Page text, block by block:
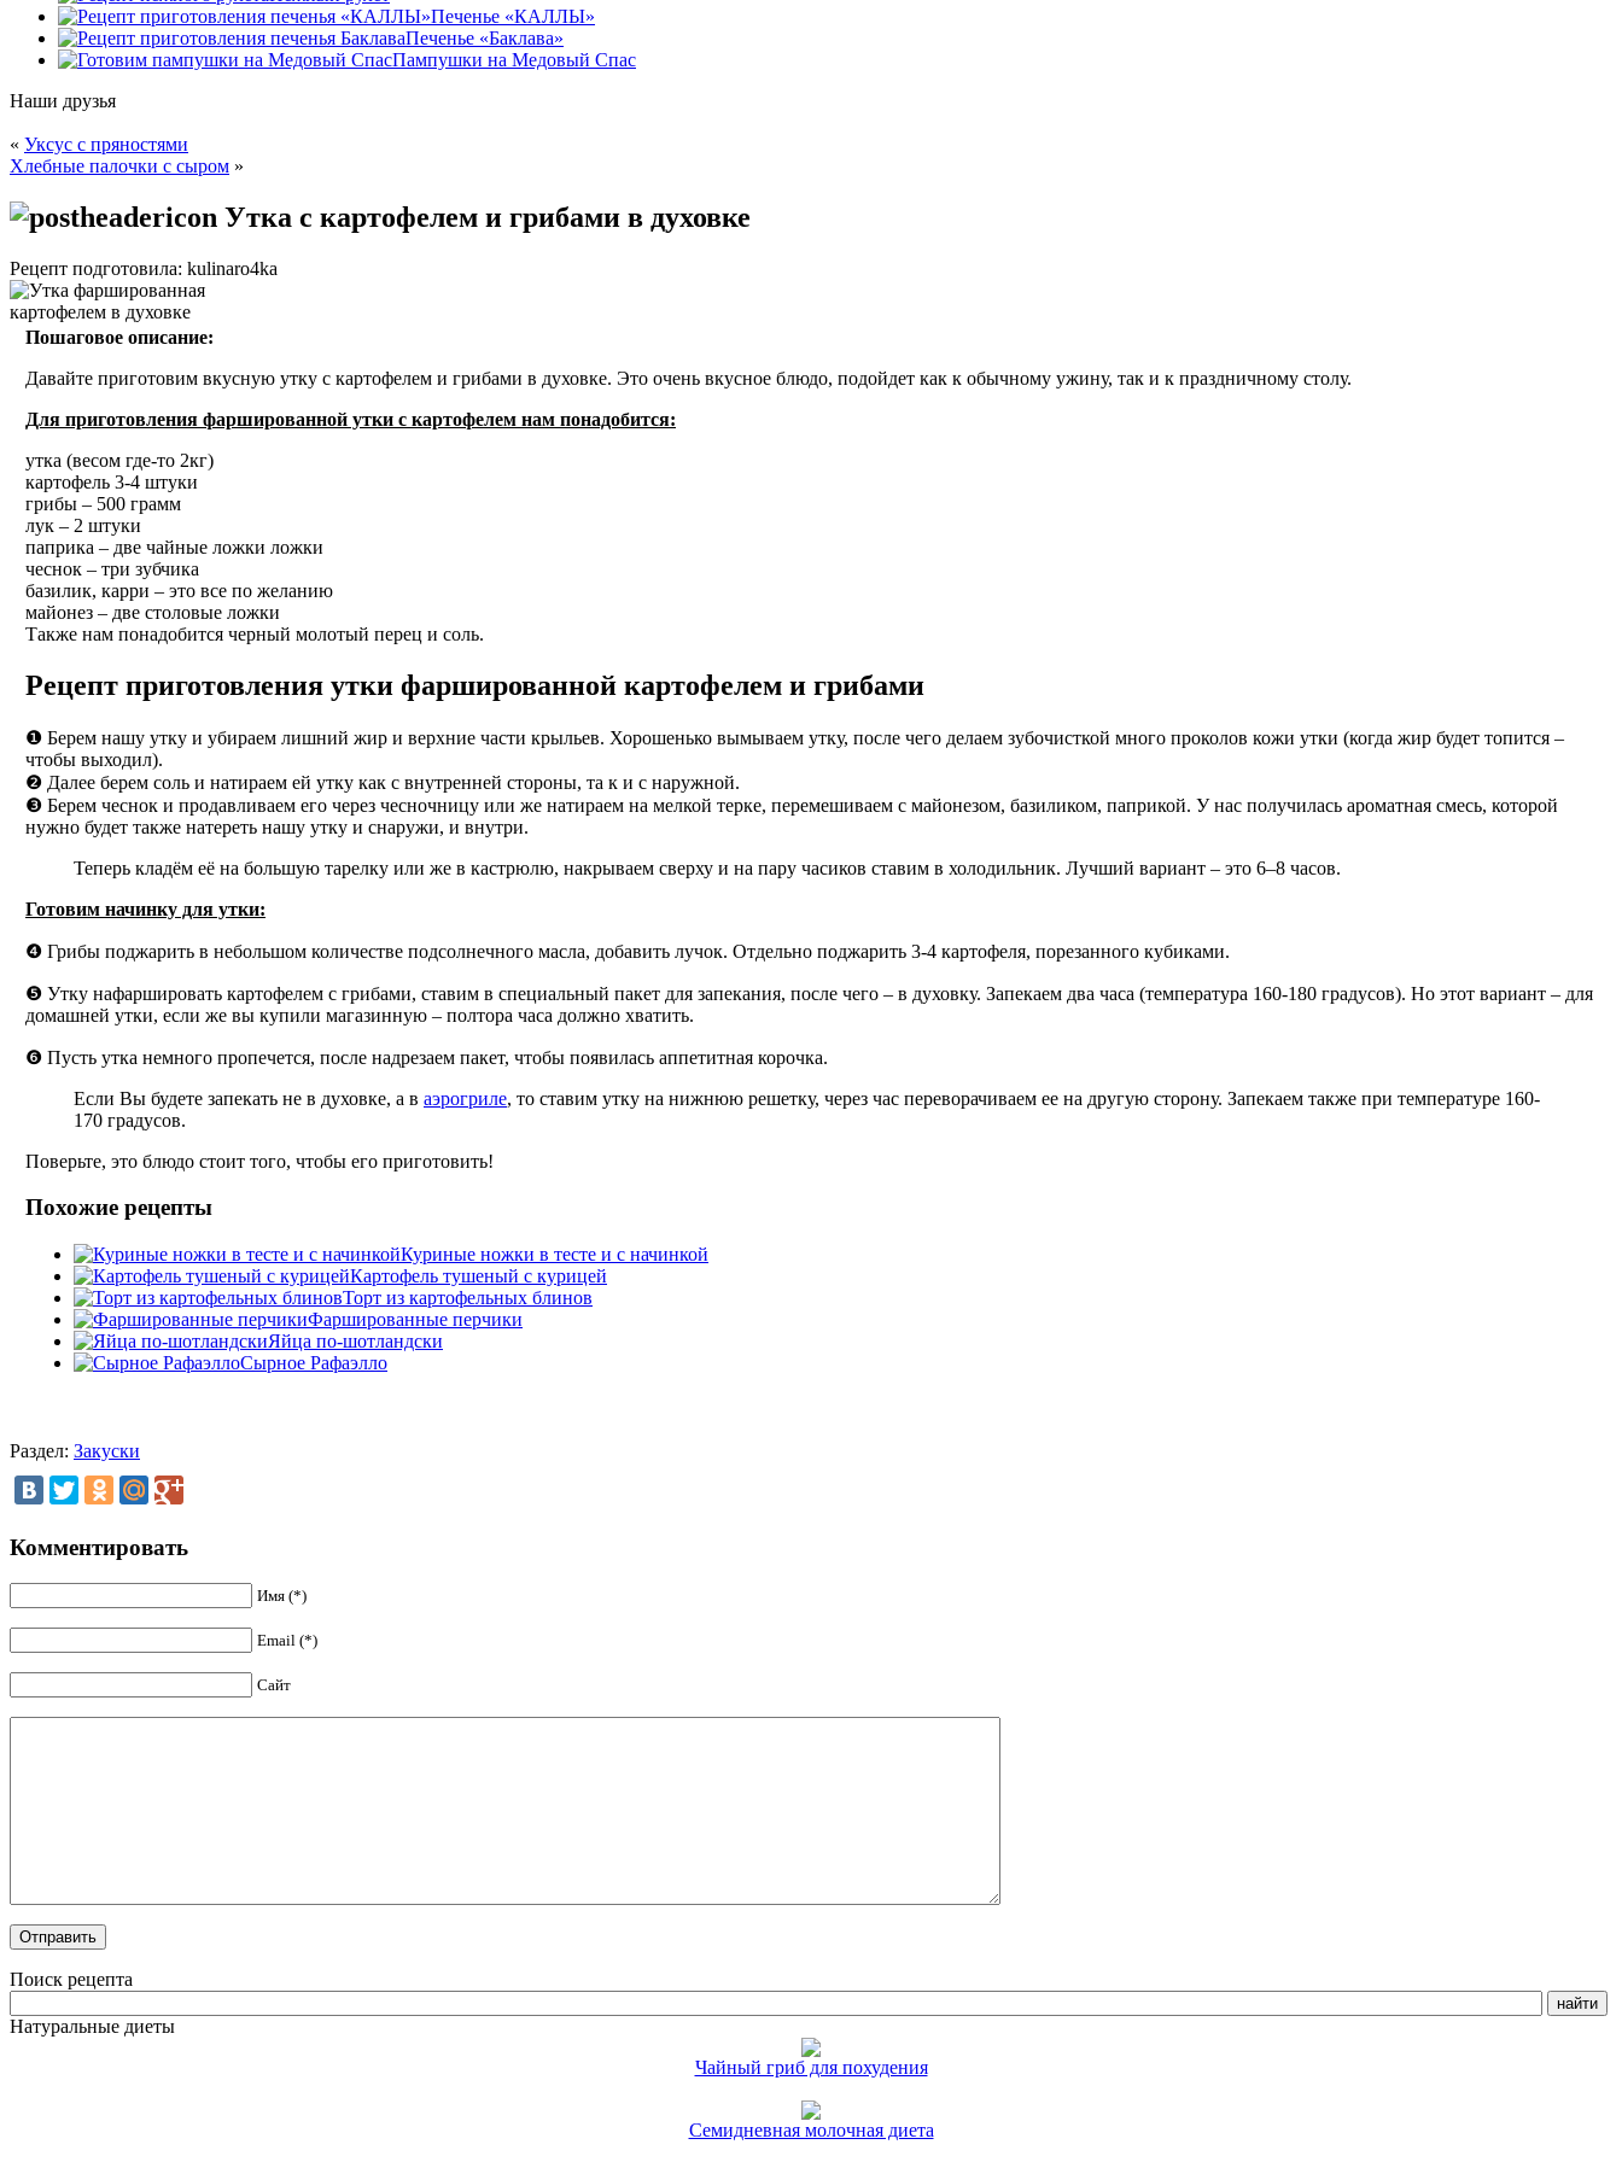
Печенье «КАЛЛЫ»
Печенье «Баклава»
Пампушки на Медовый Спас
Наши друзья
« Уксус с пряностями
Хлебные палочки с сыром »
Утка с картофелем и грибами в духовке
Рецепт подготовила: kulinaro4ka
Пошаговое описание:
Давайте приготовим вкусную утку с картофелем и грибами в духовке. Это очень вкусное блюдо, подойдет как к обычному ужину, так и к праздничному столу.
Для приготовления фаршированной утки с картофелем нам понадобится:
утка (весом где-то 2кг)
картофель 3-4 штуки
грибы – 500 грамм
лук – 2 штуки
паприка – две чайные ложки ложки
чеснок – три зубчика
базилик, карри – это все по желанию
майонез – две столовые ложки
Также нам понадобится черный молотый перец и соль.
Рецепт приготовления утки фаршированной картофелем и грибами
❶ Берем нашу утку и убираем лишний жир и верхние части крыльев. Хорошенько вымываем утку, после чего делаем зубочисткой много проколов кожи утки (когда жир будет топится –
чтобы выходил).
❷ Далее берем соль и натираем ей утку как с внутренней стороны, та к и с наружной.
❸ Берем чеснок и продавливаем его через чесночницу или же натираем на мелкой терке, перемешиваем с майонезом, базиликом, паприкой. У нас получилась ароматная смесь, которой
нужно будет также натереть нашу утку и снаружи, и внутри.
Теперь кладём её на большую тарелку или же в кастрюлю, накрываем сверху и на пару часиков ставим в холодильник. Лучший вариант – это 6–8 часов.
Готовим начинку для утки:
❹ Грибы поджарить в небольшом количестве подсолнечного масла, добавить лучок. Отдельно поджарить 3-4 картофеля, порезанного кубиками.
❺ Утку нафаршировать картофелем с грибами, ставим в специальный пакет для запекания, после чего – в духовку. Запекаем два часа (температура 160-180 градусов). Но этот вариант – для
домашней утки, если же вы купили магазинную – полтора часа должно хватить.
❻ Пусть утка немного пропечется, после надрезаем пакет, чтобы появилась аппетитная корочка.
Если Вы будете запекать не в духовке, а в аэрогриле, то ставим утку на нижнюю решетку, через час переворачиваем ее на другую сторону. Запекаем также при температуре 160-
170 градусов.
Поверьте, это блюдо стоит того, чтобы его приготовить!
Похожие рецепты
Куриные ножки в тесте и с начинкой
Картофель тушеный с курицей
Торт из картофельных блинов
Фаршированные перчики
Яйца по-шотландски
Сырное Рафаэлло
Раздел: Закуски
Комментировать
Имя (*)
Email (*)
Сайт
Поиск рецепта
Натуральные диеты
Чайный гриб для похудения
Семидневная молочная диета